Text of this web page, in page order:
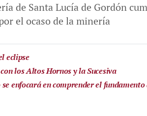
de Santa Lucía de Gordón
el ocaso de la minería
eclipse
los Altos Hornos y la Sucesiva
enfocará en comprender el